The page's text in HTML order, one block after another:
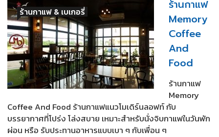
ร้านกาแฟ & เบเกอรี่
ร้านกาแฟ
Memory
Coffee
And
Food
ร้านกาแฟ
Memory
Coffee And Food ร้านกาแฟแนวโมเดิร์นลอฟท์ กับ
บรรยากาศที่โปร่ง โล่งสบาย เหมาะสำหรับนั่งจิบกาแฟในวันพัก
ผ่อน หรือ รับประทานอาหารแบบเบา ๆ กับเพื่อน ๆ